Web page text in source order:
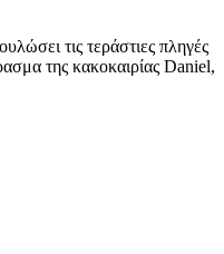
τις τεράστιες πληγές
της κακοκαιρίας Daniel,